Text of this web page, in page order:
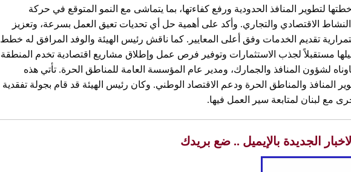
لتطوير المنافذ الحدودية ورفع كفاءتها، بما يتماشى مع النمو المتوقع في حركة
النشاط الاقتصادي والتجاري. وأكد على أهمية حل أي تحديات تعيق العمل بسرعة، وتعزيز
تقديم الخدمات وفق أعلى المعايير. كما ناقش رئيس الهيئة والوفد المرافق له خطط
مستقبلاً لجذب الاستثمارات وتوفير فرص عمل وإطلاق مشاريع اقتصادية تخدم المنطقة
لشؤون المنافذ والجمارك، ومدير عام المؤسسة العامة للمناطق الحرة. تأتي هذه
المنافذ والمناطق الحرة ودعم الاقتصاد الوطني. وكان رئيس الهيئة قد قام بجولة تفقدية
مع لبنان لمتابعة سير العمل فيها.
الجديدة بالإيميل .. ضع بريدك